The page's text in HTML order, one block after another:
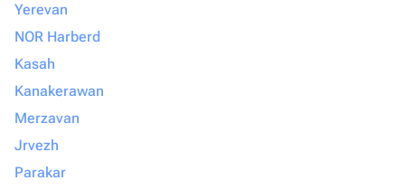
Yerevan
NOR Harberd
Kasah
Kanakerawan
Merzavan
Jrvezh
Parakar